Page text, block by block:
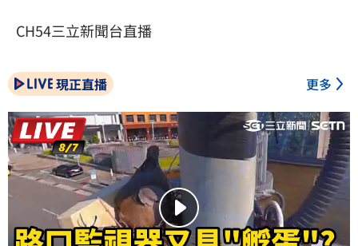
CH54三立新聞台直播
現正直播 更多